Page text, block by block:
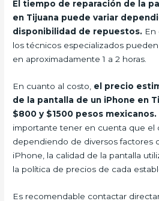
El tiempo de reparación de la
en Tijuana puede variar
disponibilidad de repuestos. En
los técnicos especializados
en aproximadamente 1 a 2 horas.
En cuanto al costo, el precio
de la pantalla de un iPhone en
$800 y $1500 pesos mexicanos.
importante tener en cuenta que el
dependiendo de diversos factores
iPhone, la calidad de la pantalla
la política de precios de cada
Es recomendable contactar